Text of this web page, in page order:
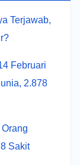
Terjawab,
Februari
2.878
Sakit